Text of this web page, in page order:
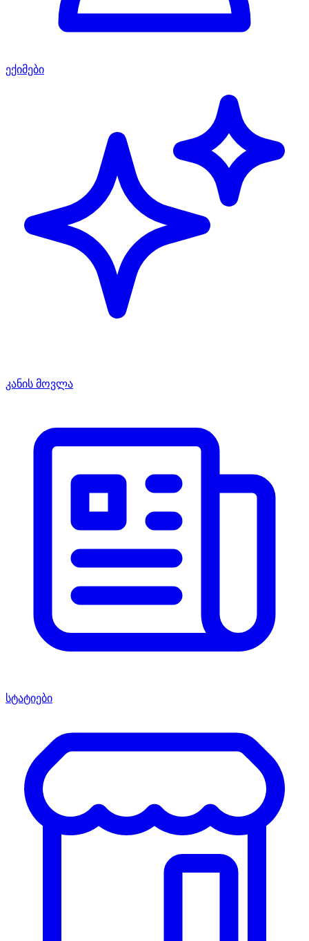
ექიმები
კანის მოვლა
სტატიები